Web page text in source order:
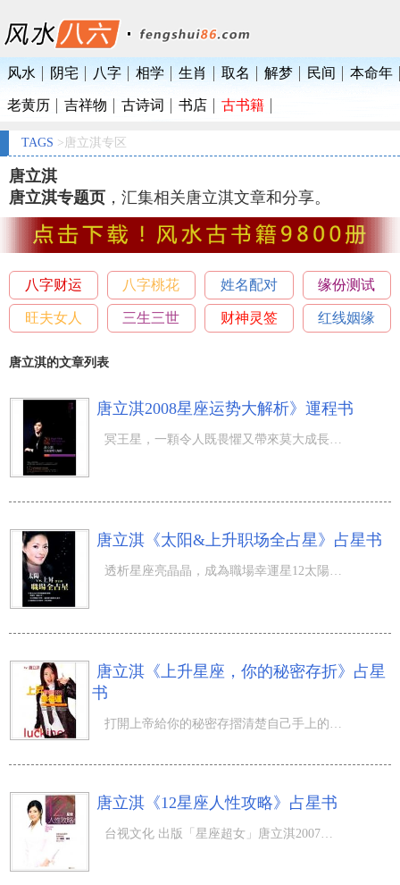
风水 阴宅 八字 相学 生肖 取名 解梦 民间 本命年
老黄历 吉祥物 古诗词 书店 古书籍
TAGS >唐立淇专区
唐立淇
唐立淇专题页 ，汇集相关唐立淇文章和分享。
八字财运 八字桃花 姓名配对 缘份测试
旺夫女人 三生三世 财神灵签 红线姻缘
唐立淇的文章列表
唐立淇2008星座运势大解析》運程书
冥王星，一顆令人既畏懼又帶來莫大成長的巨星，帶著冥界的黑暗勢力與毀滅的力量，清除所需要改變的舊習性，
唐立淇《太阳&上升职场全占星》占星书
透析星座亮晶晶，成為職場幸運星12太陽星座 12上昇星座＝144種職場運勢攻略手則唐立淇費時兩年，將占星學中
唐立淇《上升星座，你的秘密存折》占星
书
打開上帝給你的秘密存摺清楚自己手上的籌碼有多少，千萬別透支也別太省，才不辜負快意的幸福人生。上昇星座
唐立淇《12星座人性攻略》占星书
台视文化 出版「星座超女」唐立淇2007再度推出超越前作之全新力作� �12星座人性攻略》將12星座依特質分成基